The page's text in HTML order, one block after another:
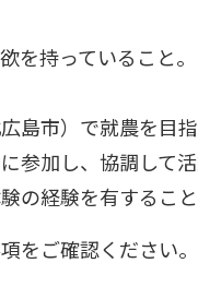
を持っていること。
島市）で就農を目指
参加し、協調して活
の経験を有すること
をご確認ください。